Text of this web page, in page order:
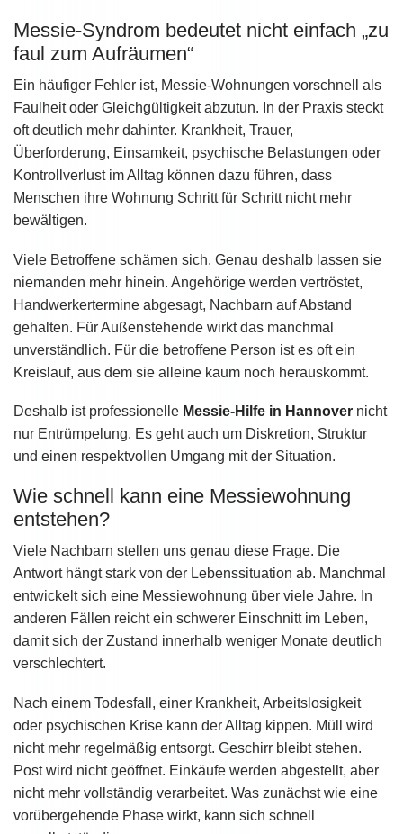
Messie-Syndrom bedeutet nicht einfach „zu
faul zum Aufräumen“
Ein häufiger Fehler ist, Messie-Wohnungen vorschnell als
Faulheit oder Gleichgültigkeit abzutun. In der Praxis steckt
oft deutlich mehr dahinter. Krankheit, Trauer,
Überforderung, Einsamkeit, psychische Belastungen oder
Kontrollverlust im Alltag können dazu führen, dass
Menschen ihre Wohnung Schritt für Schritt nicht mehr
bewältigen.
Viele Betroffene schämen sich. Genau deshalb lassen sie
niemanden mehr hinein. Angehörige werden vertröstet,
Handwerkertermine abgesagt, Nachbarn auf Abstand
gehalten. Für Außenstehende wirkt das manchmal
unverständlich. Für die betroffene Person ist es oft ein
Kreislauf, aus dem sie alleine kaum noch herauskommt.
Deshalb ist professionelle Messie-Hilfe in Hannover nicht
nur Entrümpelung. Es geht auch um Diskretion, Struktur
und einen respektvollen Umgang mit der Situation.
Wie schnell kann eine Messiewohnung
entstehen?
Viele Nachbarn stellen uns genau diese Frage. Die
Antwort hängt stark von der Lebenssituation ab. Manchmal
entwickelt sich eine Messiewohnung über viele Jahre. In
anderen Fällen reicht ein schwerer Einschnitt im Leben,
damit sich der Zustand innerhalb weniger Monate deutlich
verschlechtert.
Nach einem Todesfall, einer Krankheit, Arbeitslosigkeit
oder psychischen Krise kann der Alltag kippen. Müll wird
nicht mehr regelmäßig entsorgt. Geschirr bleibt stehen.
Post wird nicht geöffnet. Einkäufe werden abgestellt, aber
nicht mehr vollständig verarbeitet. Was zunächst wie eine
vorübergehende Phase wirkt, kann sich schnell